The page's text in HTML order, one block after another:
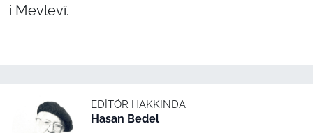
i Mevlevî.
EDITÖR HAKKINDA
Hasan Bedel